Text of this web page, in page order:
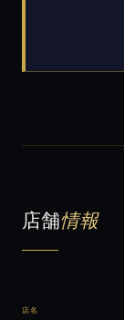
店舗情報
店名